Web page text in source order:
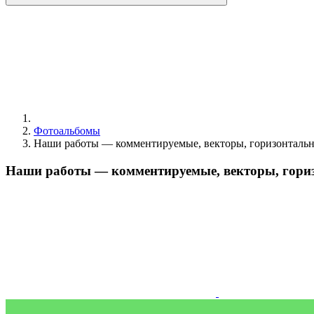
Фотоальбомы
Наши работы — комментируемые, векторы,
Наши работы — комментируемые, векторы,